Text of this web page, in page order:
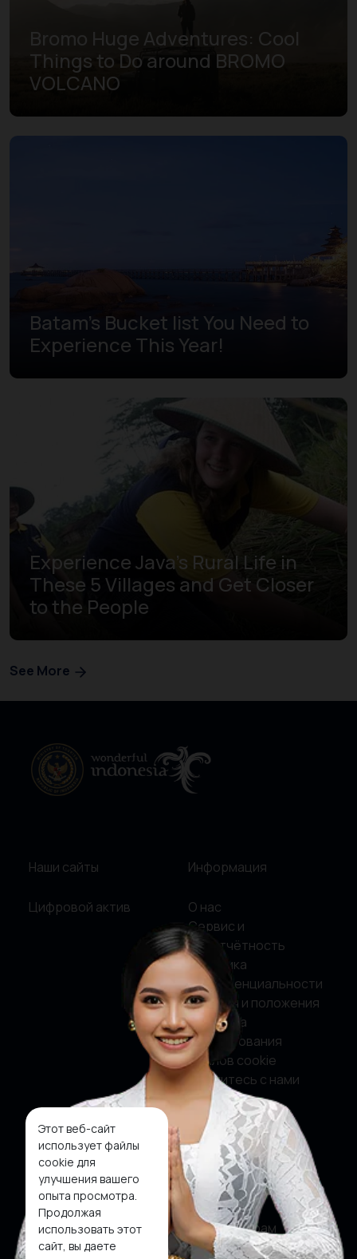
Этот веб-сайт
использует файлы
cookie для
улучшения вашего
опыта просмотра.
Продолжая
использовать этот
сайт, вы даете
Bromo Huge Adventures: Cool
Things to Do around BROMO
VOLCANO
Batam's Bucket list You Need to
Experience This Year!
Experience Java's Rural Life in
These 5 Villages and Get Closer
to the People
See More
Наши сайты
Цифровой актив
Информация
О нас
Сервис и
подотчётность
Политика
конфиденциальности
Условия и положения
Политика
использования
файлов cookie
Свяжитесь с нами
Социальные сети
Фейсбук
Твиттер
Инстаграм
Ютуб